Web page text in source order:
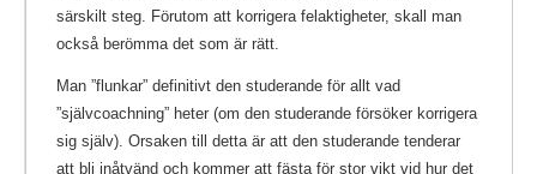
särskilt steg. Förutom att korrigera felaktigheter, skall man
också berömma det som är rätt.
Man ”flunkar” definitivt den studerande för allt vad
”självcoachning” heter (om den studerande försöker korrigera
sig själv). Orsaken till detta är att den studerande tenderar
att bli inåtvänd och kommer att fästa för stor vikt vid hur det